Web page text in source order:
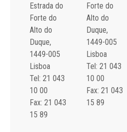
Estrada do
Forte do
Alto do
Duque,
1449-005
Lisboa
Tel: 21 043
10 00
Fax: 21 043
15 89
Forte do
Alto do
Duque,
1449-005
Lisboa
Tel: 21 043
10 00
Fax: 21 043
15 89